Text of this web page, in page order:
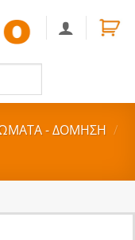
- ΔΟΜΗΣΗ /